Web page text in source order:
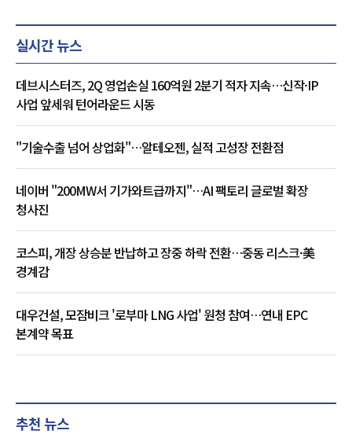
실시간 뉴스
데브시스터즈, 2Q 영업손실 160억원 2분기 적자 지속…신작·IP
사업 앞세워 턴어라운드 시동
"기술수출 넘어 상업화"…알테오젠, 실적 고성장 전환점
네이버 "200MW서 기가와트급까지"…AI 팩토리 글로벌 확장
청사진
코스피, 개장 상승분 반납하고 장중 하락 전환…중동 리스크·美
경계감
대우건설, 모잠비크 '로부마 LNG 사업' 원청 참여…연내 EPC
본계약 목표
추천 뉴스